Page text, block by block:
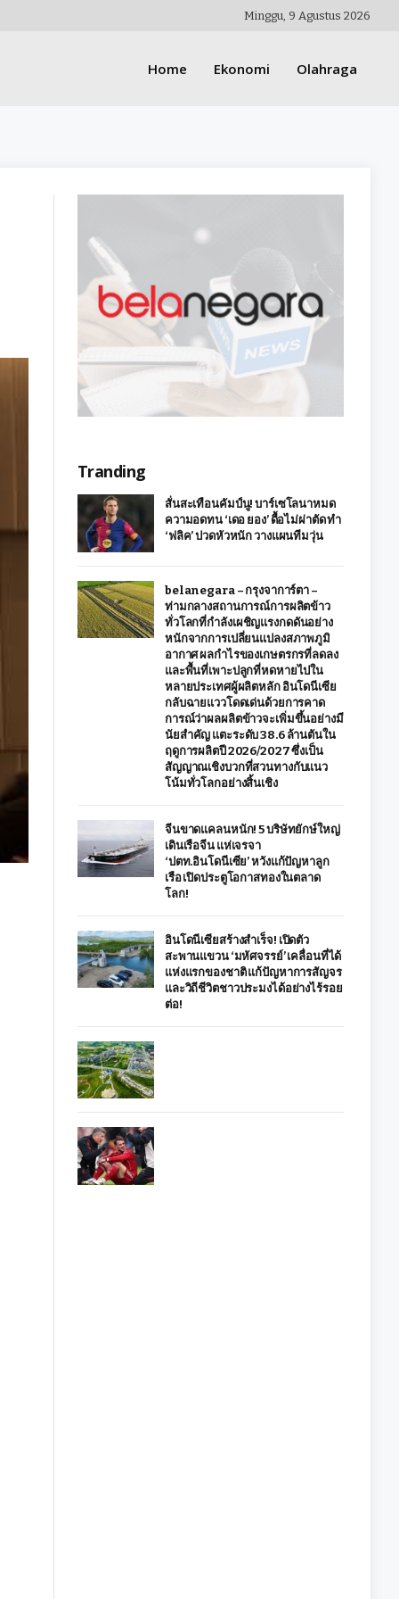
Minggu, 9 Agustus 2026
Home Ekonomi Olahraga
Tranding
สั่นสะเทือนคัมป์นู! บาร์เซโลนาหมด
ความอดทน ‘เดอ ยอง’ ดื้อไม่ผ่าตัด ทำ
‘ฟลิค’ ปวดหัวหนัก วางแผนทีมวุ่น
belanegara – กรุงจาการ์ตา –
ท่ามกลางสถานการณ์การผลิตข้าว
ทั่วโลกที่กำลังเผชิญแรงกดดันอย่าง
หนักจากการเปลี่ยนแปลงสภาพภูมิ
อากาศ ผลกำไรของเกษตรกรที่ลดลง
และพื้นที่เพาะปลูกที่หดหายไปใน
หลายประเทศผู้ผลิตหลัก อินโดนีเซีย
กลับฉายแววโดดเด่นด้วยการคาด
การณ์ว่าผลผลิตข้าวจะเพิ่มขึ้นอย่างมี
นัยสำคัญ แตะระดับ 38.6 ล้านตันใน
ฤดูการผลิตปี 2026/2027 ซึ่งเป็น
สัญญาณเชิงบวกที่สวนทางกับแนว
โน้มทั่วโลกอย่างสิ้นเชิง
จีนขาดแคลนหนัก! 5 บริษัทยักษ์ใหญ่
เดินเรือจีน แห่เจรจา
‘ปตท.อินโดนีเซีย’ หวังแก้ปัญหาลูก
เรือ เปิดประตูโอกาสทองในตลาด
โลก!
อินโดนีเซียสร้างสำเร็จ! เปิดตัว
สะพานแขวน ‘มหัศจรรย์’ เคลื่อนที่ได้
แห่งแรกของชาติ แก้ปัญหาการสัญจร
และวิถีชีวิตชาวประมงได้อย่างไร้รอย
ต่อ!